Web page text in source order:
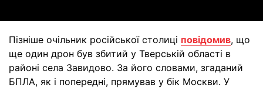
Пізніше очільник російської столиці повідомив, що
ще один дрон був збитий у Тверській області в
районі села Завидово. За його словами, згаданий
БПЛА, як і попередні, прямував у бік Москви. У